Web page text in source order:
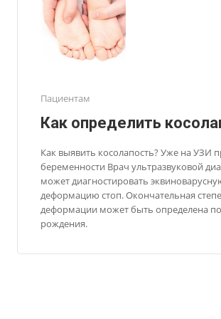
Пациентам
Как определить
Как выявить косолапость? Уже на УЗИ
беременности Врач ультразвуковой
может диагностировать
деформацию стоп. Окончательная
деформации может быть определена
рождения.